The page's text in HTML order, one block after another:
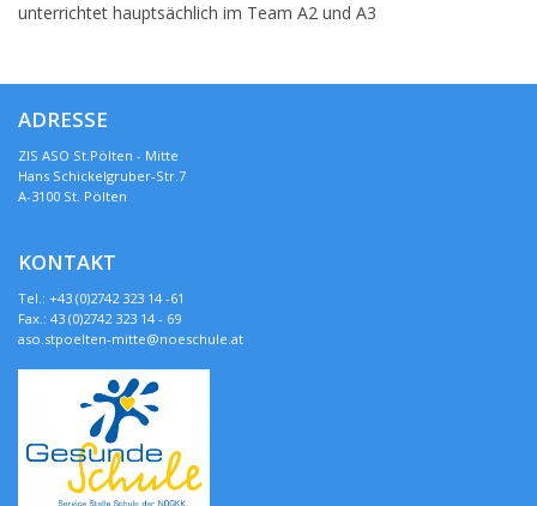
unterrichtet hauptsächlich im Team A2 und A3
ADRESSE
ZIS ASO St.Pölten - Mitte
Hans Schickelgruber-Str.7
A-3100 St. Pölten
KONTAKT
Tel.: +43 (0)2742 323 14 -61
Fax.: 43 (0)2742 323 14 - 69
aso.stpoelten-mitte@noeschule.at